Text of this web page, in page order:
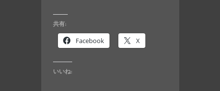
共有:
Facebook X
いいね: